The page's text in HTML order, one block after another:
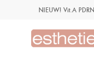
NIEUW! Vit.A